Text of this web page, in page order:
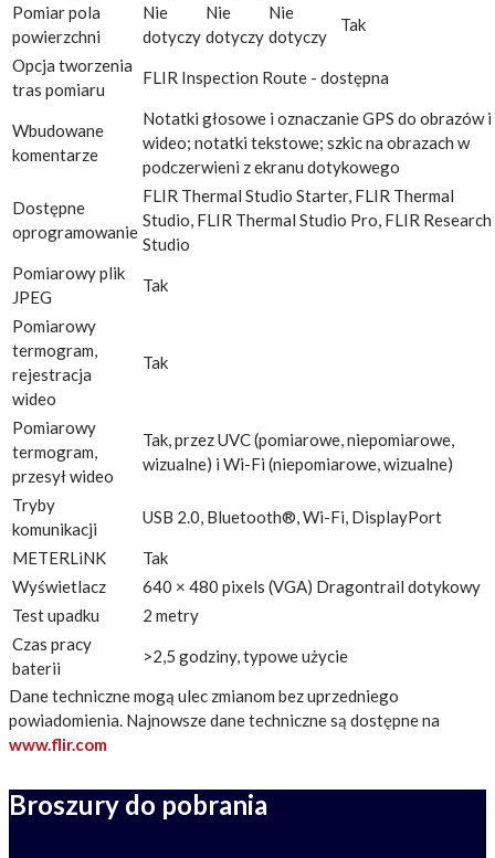
Pomiar pola
powierzchni
Nie
dotyczy
Nie
dotyczy
Nie
dotyczy
Tak
Opcja tworzenia
tras pomiaru
FLIR Inspection Route - dostępna
Wbudowane
komentarze
Notatki głosowe i oznaczanie GPS do obrazów i
wideo; notatki tekstowe; szkic na obrazach w
podczerwieni z ekranu dotykowego
Dostępne
oprogramowanie
FLIR Thermal Studio Starter, FLIR Thermal
Studio, FLIR Thermal Studio Pro, FLIR Research
Studio
Pomiarowy plik
JPEG
Tak
Pomiarowy
termogram,
rejestracja
wideo
Tak
Pomiarowy
termogram,
przesył wideo
Tak, przez UVC (pomiarowe, niepomiarowe,
wizualne) i Wi-Fi (niepomiarowe, wizualne)
Tryby
komunikacji
USB 2.0, Bluetooth®, Wi-Fi, DisplayPort
METERLiNK
Tak
Wyświetlacz
640 × 480 pixels (VGA) Dragontrail dotykowy
Test upadku
2 metry
Czas pracy
baterii
>2,5 godziny, typowe użycie
Dane techniczne mogą ulec zmianom bez uprzedniego
powiadomienia. Najnowsze dane techniczne są dostępne na
www.flir.com
Broszury do pobrania